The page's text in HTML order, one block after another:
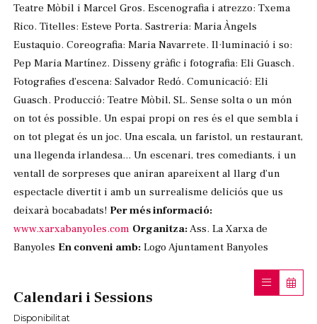
Teatre Mòbil i Marcel Gros. Escenografia i atrezzo: Txema
Rico. Titelles: Esteve Porta. Sastreria: Maria Àngels
Eustaquio. Coreografia: Maria Navarrete. Il·luminació i so:
Pep Maria Martínez. Disseny gràfic i fotografia: Eli Guasch.
Fotografies d’escena: Salvador Redó. Comunicació: Eli
Guasch. Producció: Teatre Mòbil, SL. Sense solta o un món
on tot és possible. Un espai propi on res és el que sembla i
on tot plegat és un joc. Una escala, un faristol, un restaurant,
una llegenda irlandesa... Un escenari, tres comediants, i un
ventall de sorpreses que aniran apareixent al llarg d’un
espectacle divertit i amb un surrealisme deliciós que us
deixarà bocabadats! Per més informació:
www.xarxabanyoles.com Organitza:Ass. La Xarxa de
Banyoles En conveni amb: Logo Ajuntament Banyoles
Calendari i Sessions
Disponibilitat